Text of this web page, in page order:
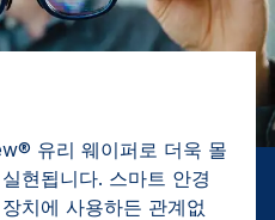
유리 웨이퍼로 더욱 몰
현됩니다. 스마트 안경
치에 사용하든 관계없